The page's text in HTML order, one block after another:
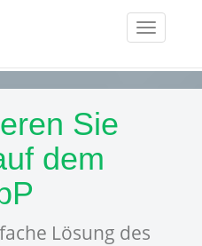
Toggle
Sie
dem
Lösung des